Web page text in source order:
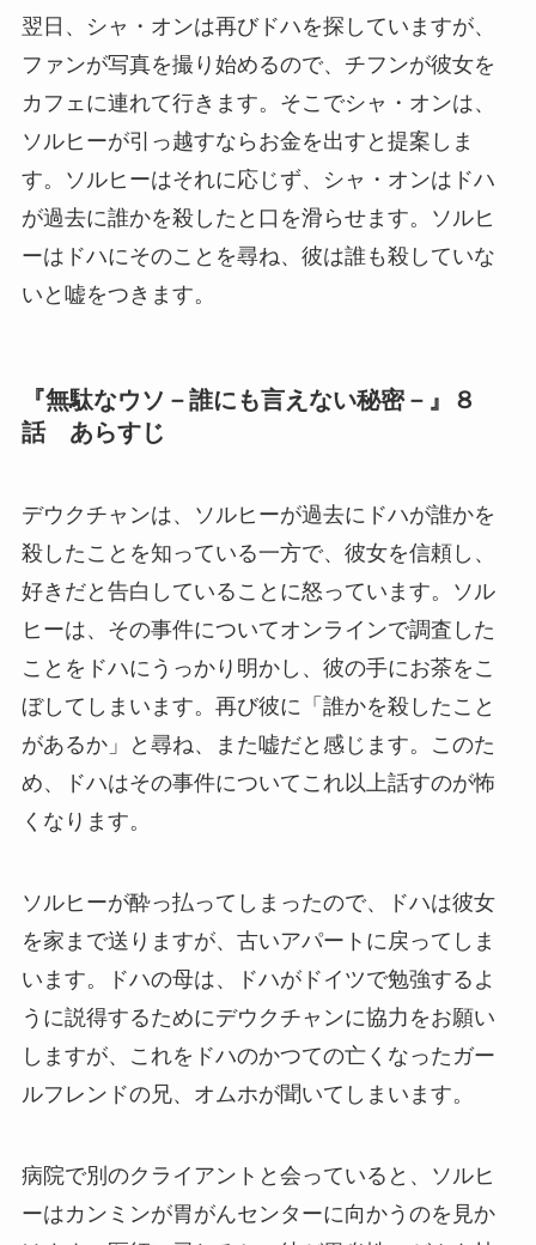
翌日、シャ・オンは再びドハを探していますが、
ファンが写真を撮り始めるので、チフンが彼女を
カフェに連れて行きます。そこでシャ・オンは、
ソルヒーが引っ越すならお金を出すと提案しま
す。ソルヒーはそれに応じず、シャ・オンはドハ
が過去に誰かを殺したと口を滑らせます。ソルヒ
ーはドハにそのことを尋ね、彼は誰も殺していな
いと嘘をつきます。
『無駄なウソ－誰にも言えない秘密－』８
話 あらすじ
デウクチャンは、ソルヒーが過去にドハが誰かを
殺したことを知っている一方で、彼女を信頼し、
好きだと告白していることに怒っています。ソル
ヒーは、その事件についてオンラインで調査した
ことをドハにうっかり明かし、彼の手にお茶をこ
ぼしてしまいます。再び彼に「誰かを殺したこと
があるか」と尋ね、また嘘だと感じます。このた
め、ドハはその事件についてこれ以上話すのが怖
くなります。
ソルヒーが酔っ払ってしまったので、ドハは彼女
を家まで送りますが、古いアパートに戻ってしま
います。ドハの母は、ドハがドイツで勉強するよ
うに説得するためにデウクチャンに協力をお願い
しますが、これをドハのかつての亡くなったガー
ルフレンドの兄、オムホが聞いてしまいます。
病院で別のクライアントと会っていると、ソルヒ
ーはカンミンが胃がんセンターに向かうのを見か